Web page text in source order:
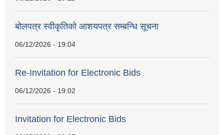
बोलपत्र स्वीकृतिको आशयपत्र सम्बन्धि सूचना
06/12/2026 - 19:04
Re-Invitation for Electronic Bids
06/12/2026 - 19:02
Invitation for Electronic Bids